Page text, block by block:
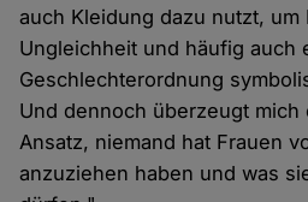
auch Kleidung dazu nutzt, um
Ungleichheit und häufig auch
Geschlechterordnung
Und dennoch überzeugt
Ansatz, niemand hat Frauen
anzuziehen haben und was